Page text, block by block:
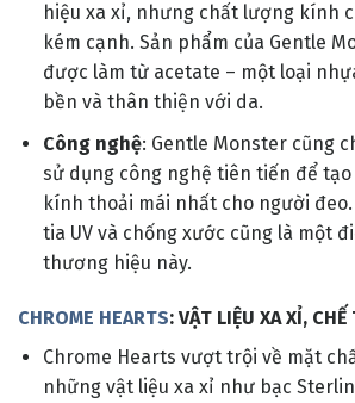
hiệu xa xỉ, nhưng chất lượng kính
kém cạnh. Sản phẩm của Gentle
được làm từ acetate – một loại
bền và thân thiện với da.
Công nghệ: Gentle Monster cũng
sử dụng công nghệ tiên tiến để
kính thoải mái nhất cho người
tia UV và chống xước cũng là một
thương hiệu này.
CHROME HEARTS: VẬT LIỆU XA XỈ,
Chrome Hearts vượt trội về mặt
những vật liệu xa xỉ như bạc